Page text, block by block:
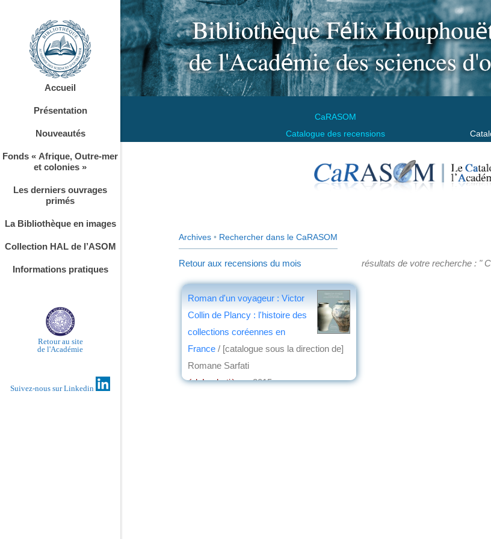
CaRASOM
Catalogue des recensions
Accueil
Présentation
Nouveautés
Fonds « Afrique, Outre-mer
et colonies »
Les derniers ouvrages
primés
La Bibliothèque en images
Collection HAL de l’ASOM
Informations pratiques
Retour au site
de l'Académie
Suivez-nous sur Linkedin
Archives • Rechercher dans le CaRASOM
Retour aux recensions du mois résultats de votre recherche : "
Roman d'un voyageur : Victor
Collin de Plancy : l'histoire des
collections coréennes en
France / [catalogue sous la direction de]
Romane Sarfati
éd. Loubatières, 2015